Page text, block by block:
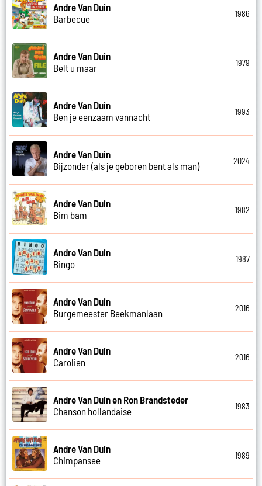
Andre Van Duin
Barbecue
1986
Andre Van Duin
Belt u maar
1979
Andre Van Duin
Ben je eenzaam vannacht
1993
Andre Van Duin
Bijzonder (als je geboren bent als man)
2024
Andre Van Duin
Bim bam
1982
Andre Van Duin
Bingo
1987
Andre Van Duin
Burgemeester Beekmanlaan
2016
Andre Van Duin
Carolien
2016
Andre Van Duin en Ron Brandsteder
Chanson hollandaise
1983
Andre Van Duin
Chimpansee
1989